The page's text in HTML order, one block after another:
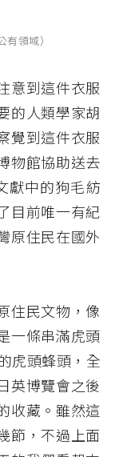
有領域）
意到這件衣服
的人類學家胡
覺到這件衣服
物館協助送去
獻中的狗毛紡
目前唯一有紀
原住民在國外
住民文物，像
一條串滿虎頭
虎頭蜂頭，全
英博覽會之後
收藏。雖然這
節，不過上面